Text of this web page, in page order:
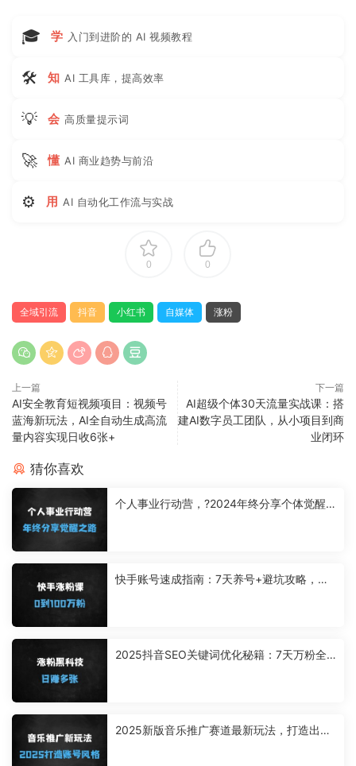
🎓 学 入门到进阶的 AI 视频教程
🛠 知 AI 工具库，提高效率
💡 会 高质量提示词
🚀 懂 AI 商业趋势与前沿
⚙ 用 AI 自动化工作流与实战
0 0
全域引流 抖音 小红书 自媒体 涨粉
上一篇
AI安全教育短视频项目：视频号
蓝海新玩法，AI全自动生成高流
量内容实现日收6张+
下一篇
AI超级个体30天流量实战课：搭
建AI数字员工团队，从小项目到商
业闭环
猜你喜欢
个人事业行动营，?2024年终分享个体觉醒
快手账号速成指南：7天养号+避坑攻略，手
2025抖音SEO关键词优化秘籍：7天万粉全
2025新版音乐推广赛道最新玩法，打造出自